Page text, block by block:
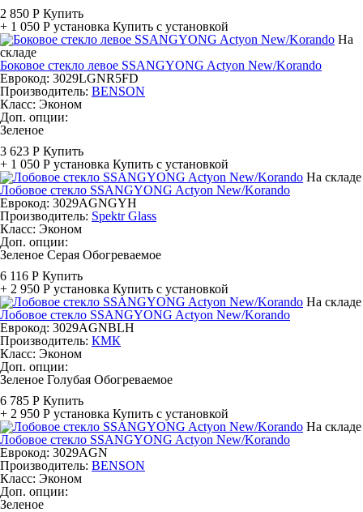
2 850 Р Купить
+ 1 050 Р установка Купить с установкой
На
складе
Боковое стекло левое SSANGYONG Actyon New/Korando
Еврокод: 3029LGNR5FD
Производитель: BENSON
Класс: Эконом
Доп. опции:
Зеленое
3 623 Р Купить
+ 1 050 Р установка Купить с установкой
На складе
Лобовое стекло SSANGYONG Actyon New/Korando
Еврокод: 3029AGNGYH
Производитель: Spektr Glass
Класс: Эконом
Доп. опции:
Зеленое Серая Обогреваемое
6 116 Р Купить
+ 2 950 Р установка Купить с установкой
На складе
Лобовое стекло SSANGYONG Actyon New/Korando
Еврокод: 3029AGNBLH
Производитель: КМК
Класс: Эконом
Доп. опции:
Зеленое Голубая Обогреваемое
6 785 Р Купить
+ 2 950 Р установка Купить с установкой
На складе
Лобовое стекло SSANGYONG Actyon New/Korando
Еврокод: 3029AGN
Производитель: BENSON
Класс: Эконом
Доп. опции:
Зеленое